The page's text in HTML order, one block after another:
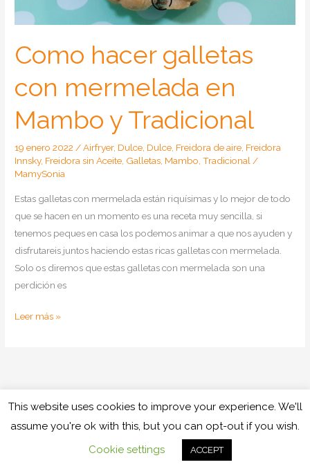
Tradicional
Como hacer galletas
con mermelada en
Mambo y Tradicional
19 enero 2022/Airfryer, Dulce, Dulce, Freidora de aire, Freidora
Innsky, Freidora sin Aceite, Galletas, Mambo,Tradicional/
MamySonia
Estas galletas con mermelada están riquísimas y lo mejor de todo
que se hacen en un momento es una receta muy sencilla, si
tenemos peques en casa los podemos animar a que nos ayuden y
disfrutareis juntos haciendo estas ricas galletas con mermelada.
Solo os diremos que estas galletas con mermelada son una
perdición es
Como
en
Leer más »
Copyright © 2026 Cocinando con Mamy
Política de privacidad Aviso legal
This website uses cookies to improve your experience. We'll
assume you're ok with this, but you can opt-out if you wish.
Cookie settings
ACCEPT